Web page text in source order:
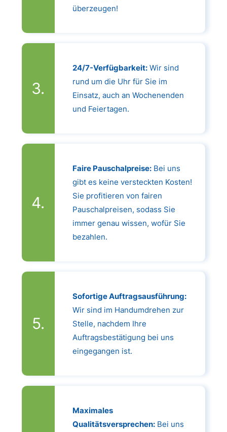
überzeugen!
24/7-Verfügbarkeit:Wir sind
rund um die Uhr für Sie im
Einsatz, auch an Wochenenden
und Feiertagen.
Faire Pauschalpreise:Bei uns
gibt es keine versteckten Kosten!
Sie profitieren von fairen
Pauschalpreisen, sodass Sie
immer genau wissen, wofür Sie
bezahlen.
Sofortige Auftragsausführung:
Wir sind im Handumdrehen zur
Stelle, nachdem Ihre
Auftragsbestätigung bei uns
eingegangen ist.
Maximales
Qualitätsversprechen:Bei uns